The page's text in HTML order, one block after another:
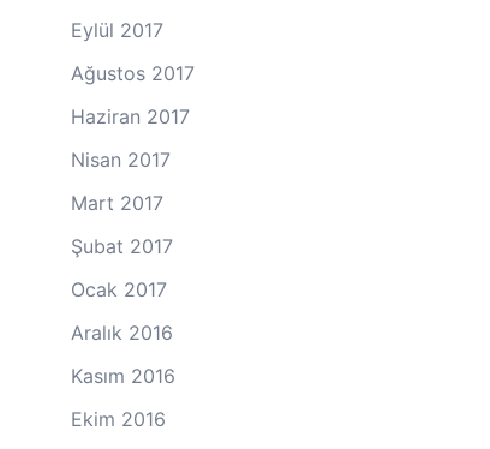
Eylül 2017
Ağustos 2017
Haziran 2017
Nisan 2017
Mart 2017
Şubat 2017
Ocak 2017
Aralık 2016
Kasım 2016
Ekim 2016